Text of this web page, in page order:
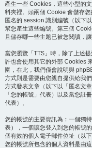
產生一些 Cookies，這些小型的
料夾裡。頭兩個 Cookie 會儲存
匿名的 session 識別編號（以下
幫您產生這些編號。第三個
且儲存哪一些主題已被您閱讀，
當您瀏覽「TTS」時，除了上述
許也會使用其它的外部 Cookies
圍，在此，我們僅會說明與
方式則是需要由您親自提供給我
方式發表文章（以下以「匿名文
「您的帳號」代表）以及當您註
代表）。
您的帳號的主要資訊為：一個獨
表），一個讓您登入到您的帳號
個有效的個人電子郵件位址（以
您的帳號所包含的個人資料是由